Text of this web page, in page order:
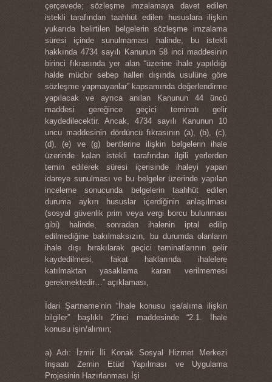
çerçevede; sözleşme imzalamaya davet edilen
istekli tarafından taahhüt edilen hususlara ilişkin
yukarıda belirtilen belgelerin sözleşme imzalama
süresi içinde sunulmaması halinde, bu istekli
hakkında 4734 sayılı Kanunun 58 inci maddesinin
birinci fıkrasında yer alan “üzerine ihale yapıldığı
halde mücbir sebep halleri dışında usulüne göre
sözleşme yapmayanlar” kapsamında değerlendirme
yapılacak ve ayrıca anılan Kanunun 44 üncü
maddesi gereğince geçici teminatı gelir
kaydedilecektir. Ancak, 4734 sayılı Kanunun 10
uncu maddesinin dördüncü fıkrasının (a), (b), (c),
(d), (e) ve (g) bentlerine ilişkin belgelerin ihale
üzerinde kalan istekli tarafından ilgili yerlerden
temin edilerek süresi içerisinde ihaleyi yapan
idareye sunulması ve bu belgeler üzerinde yapılan
inceleme sonucunda belgelerin taahhüt edilen
duruma aykırı hususlar içerdiğinin anlaşılması
(sosyal güvenlik prim veya vergi borcu bulunması
gibi) halinde, sonradan ihalenin iptal edilip
edilmediğine bakılmaksızın, bu durumda olanların
ihale dışı bırakılarak geçici teminatlarının gelir
kaydedilmesi, fakat haklarında ihalelere
katılmaktan yasaklama kararı verilmemesi
gerekmektedir…” açıklaması,
İdari Şartname’nin “İhale konusu işe/alıma ilişkin
bilgiler” başlıklı 2’inci maddesinde “2.1. İhale
konusu işin/alımın;
a) Adı: İzmir İli Konak Sosyal Hizmet Merkezi
İnşaatı Zemin Etüd Yapılması ve Uygulama
Projesinin Hazırlanması İşi